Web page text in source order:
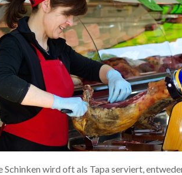
Schinken wird oft als Tapa serviert,